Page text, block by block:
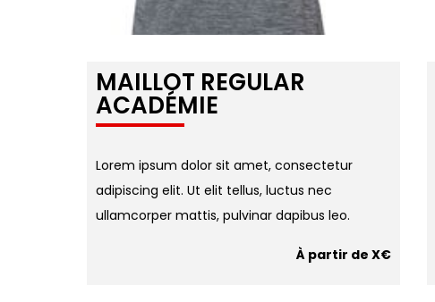
MAILLOT REGULAR
ACADÉMIE
Lorem ipsum dolor sit amet, consectetur
adipiscing elit. Ut elit tellus, luctus nec
ullamcorper mattis, pulvinar dapibus leo.
À partir de X€